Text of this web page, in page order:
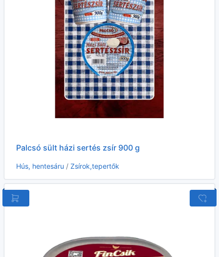
Palcsó sült házi sertés zsír 900 g
Hús, hentesáru / Zsírok,tepertők